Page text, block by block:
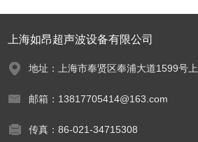
上海如昂超声波设备有限公司
地址：上海市奉贤区奉浦大道1599号
邮箱：13817705414@163.com
传真：86-021-34715308